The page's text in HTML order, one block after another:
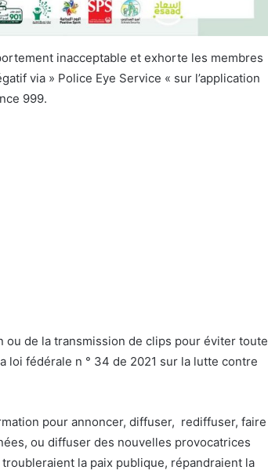
inacceptable et exhorte les membres
via » Police Eye Service « sur l’application
999.
ou de la transmission de clips pour éviter toute
loi fédérale n ° 34 de 2021 sur la lutte contre
pour annoncer, diffuser, rediffuser, faire
ou diffuser des nouvelles provocatrices
la paix publique, répandraient la